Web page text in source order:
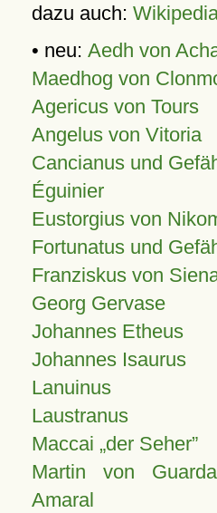
dazu auch:
• neu: Aedh von
Maedhog von
Agericus von Tours
Angelus von Vitoria
Cancianus und
Éguinier
Eustorgius von
Fortunatus und
Franziskus von
Georg Gervase
Johannes Etheus
Johannes Isaurus
Lanuinus
Laustranus
Maccai „der Seher”
Martin von
Amaral